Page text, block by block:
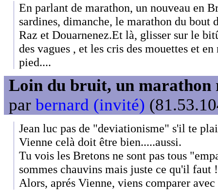
En parlant de marathon, un nouveau en
sardines, dimanche, le marathon du bout
Raz et Douarnenez.Et là, glisser sur le
des vagues , et les cris des mouettes et
pied....
Loin du bruit, un marathon
par bernard (invité)
Jean luc pas de "deviationisme" s'il te
Vienne celà doit être bien.....aussi.
Tu vois les Bretons ne sont pas tous
sommes chauvins mais juste ce qu'il faut !
Alors, aprés Vienne, viens comparer